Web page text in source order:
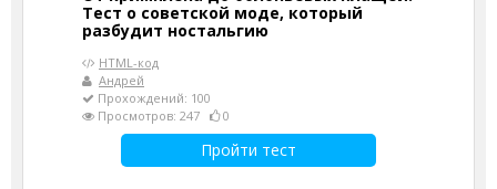
Тест о советской моде, который
разбудит ностальгию
HTML-код
Андрей
Прохождений: 100
Просмотров: 247
0
Пройти тест